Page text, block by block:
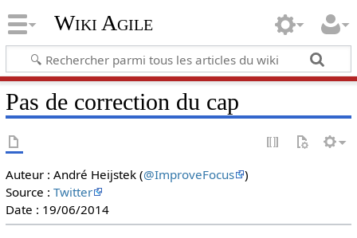
Wiki Agile
Pas de correction du cap
Auteur : André Heijstek (@ImproveFocus
)
Source : Twitter
Date : 19/06/2014